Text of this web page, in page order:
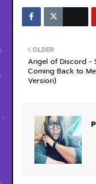
OLDER
Angel of Discord -
Coming Back to
Version)